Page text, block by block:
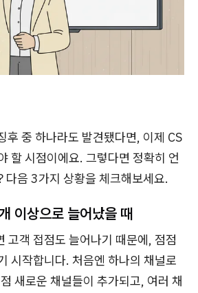
후 중 하나라도 발견됐다면, 이제 CS
할 시점이에요. 그렇다면 정확히 언
다음 3가지 상황을 체크해보세요.
이상으로 늘어났을 때
고객 접점도 늘어나기 때문에, 점점
시작합니다. 처음엔 하나의 채널로
새로운 채널들이 추가되고, 여러 채